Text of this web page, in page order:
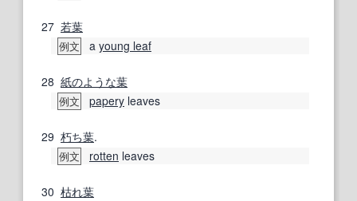
27 若葉
例文 a young leaf
28 紙のような葉
例文 papery leaves
29 朽ち葉.
例文 rotten leaves
30 枯れ葉